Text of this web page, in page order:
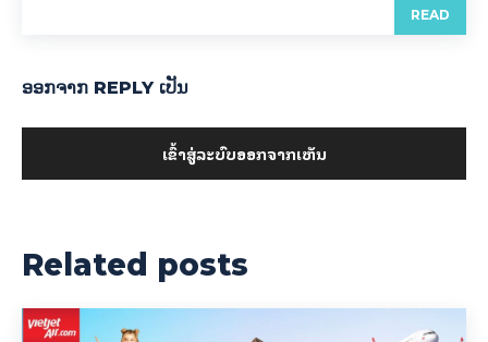
READ
ອອກ​ຈາກ REPLY ເປັນ
ເຂົ້າ​ສູ່​ລະ​ບົບ​ອອກ​ຈາກ​ເຫັນ
Related posts